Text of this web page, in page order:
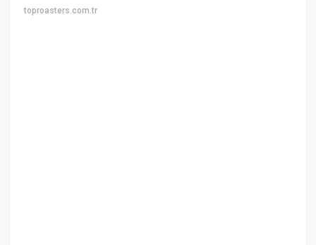
toproasters.com.tr